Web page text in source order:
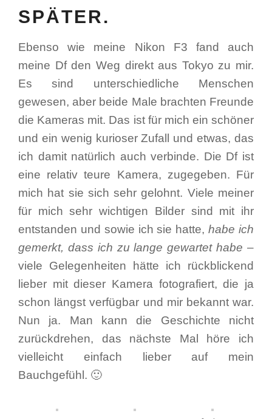
SPÄTER.
Ebenso wie meine Nikon F3 fand auch
meine Df den Weg direkt aus Tokyo zu mir.
Es sind unterschiedliche Menschen
gewesen, aber beide Male brachten Freunde
die Kameras mit. Das ist für mich ein schöner
und ein wenig kurioser Zufall und etwas, das
ich damit natürlich auch verbinde. Die Df ist
eine relativ teure Kamera, zugegeben. Für
mich hat sie sich sehr gelohnt. Viele meiner
für mich sehr wichtigen Bilder sind mit ihr
entstanden und sowie ich sie hatte,habe ich
gemerkt, dass ich zu lange gewartet habe –
viele Gelegenheiten hätte ich rückblickend
lieber mit dieser Kamera fotografiert, die ja
schon längst verfügbar und mir bekannt war.
Nun ja. Man kann die Geschichte nicht
zurückdrehen, das nächste Mal höre ich
vielleicht einfach lieber auf mein
Bauchgefühl. 🙂